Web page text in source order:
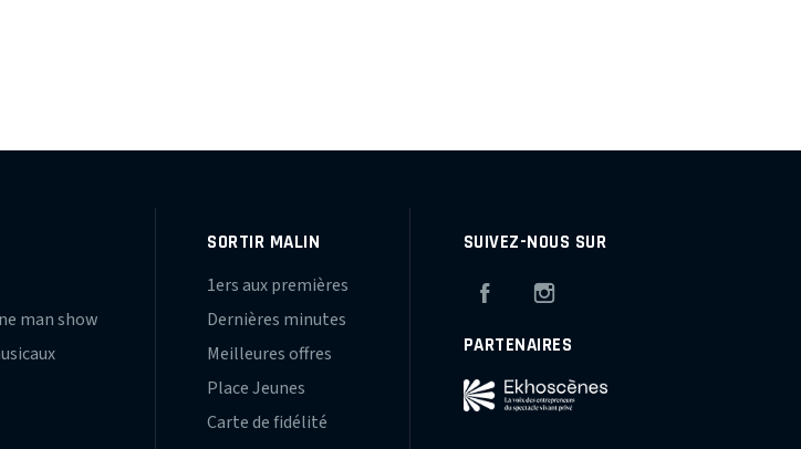
man show
SORTIR MALIN
1ers aux premières
Dernières minutes
Meilleures offres
Place Jeunes
Carte de fidélité
SUIVEZ-NOUS SUR
Facebook
PARTENAIRES